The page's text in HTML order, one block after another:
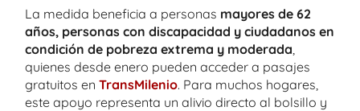
La medida beneficia a personas mayores de 62
años, personas con discapacidad y ciudadanos en
condición de pobreza extrema y moderada,
quienes desde enero pueden acceder a pasajes
gratuitos en TransMilenio. Para muchos hogares,
este apoyo representa un alivio directo al bolsillo y